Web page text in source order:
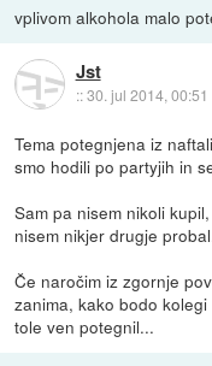
vplivom alkohola malo
Jst
::30. jul 2014, 00:51
Tema potegnjena iz
smo hodili po partyjih in
Sam pa nisem nikoli
nisem nikjer drugje
Če naročim iz zgornje
zanima, kako bodo
tole ven potegnil...